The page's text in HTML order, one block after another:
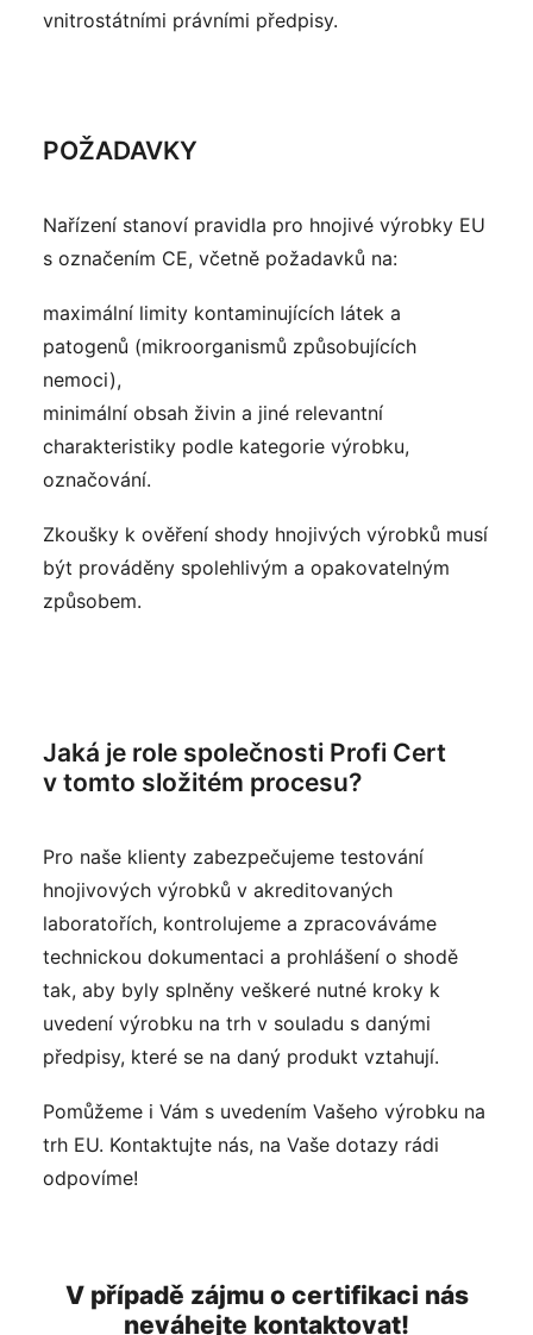
vnitrostátními právními předpisy.
POŽADAVKY
Nařízení stanoví pravidla pro hnojivé výrobky EU
s označením CE, včetně požadavků na:
maximální limity kontaminujících látek a
patogenů (mikroorganismů způsobujících
nemoci),
minimální obsah živin a jiné relevantní
charakteristiky podle kategorie výrobku,
označování.
Zkoušky k ověření shody hnojivých výrobků musí
být prováděny spolehlivým a opakovatelným
způsobem.
Jaká je role společnosti Profi Cert
v tomto složitém procesu?
Pro naše klienty zabezpečujeme testování
hnojivových výrobků v akreditovaných
laboratořích, kontrolujeme a zpracováváme
technickou dokumentaci a prohlášení o shodě
tak, aby byly splněny veškeré nutné kroky k
uvedení výrobku na trh v souladu s danými
předpisy, které se na daný produkt vztahují.
Pomůžeme i Vám s uvedením Vašeho výrobku na
trh EU. Kontaktujte nás, na Vaše dotazy rádi
odpovíme!
V případě zájmu o certifikaci nás
neváhejte kontaktovat!